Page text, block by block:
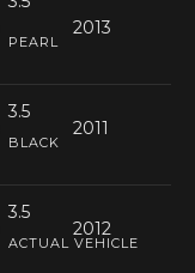
2013
PEARL
3.5
2011
BLACK
3.5
2012
ACTUAL VEHICLE